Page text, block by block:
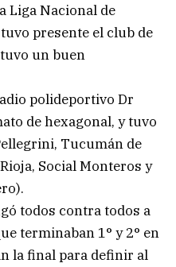
Liga Nacional de
presente el club de
un buen
polideportivo Dr
de hexagonal, y tuvo
Tucumán de
Social Monteros y
todos contra todos a
terminaban 1° y 2° en
la final para definir al